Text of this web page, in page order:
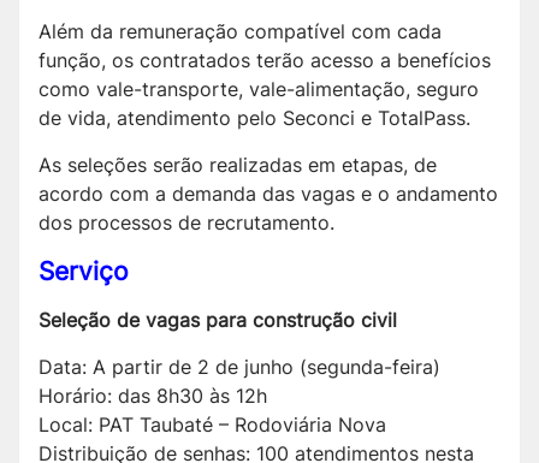
Além da remuneração compatível com cada
função, os contratados terão acesso a benefícios
como vale-transporte, vale-alimentação, seguro
de vida, atendimento pelo Seconci e TotalPass.
As seleções serão realizadas em etapas, de
acordo com a demanda das vagas e o andamento
dos processos de recrutamento.
Serviço
Seleção de vagas para construção civil
Data: A partir de 2 de junho (segunda-feira)
Horário: das 8h30 às 12h
Local: PAT Taubaté – Rodoviária Nova
Distribuição de senhas: 100 atendimentos nesta